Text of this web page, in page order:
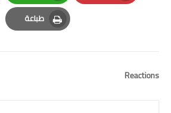
Pinterest
Whatsapp
طباعة
Print
Reactions